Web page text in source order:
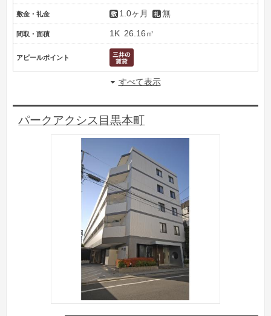
敷金・礼金 1.0ヶ月 無
間取・面積 1K 26.16㎡
アピールポイント
すべて表示
パークアクシス目黒本町